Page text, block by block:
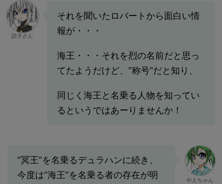
読子さん
それを聞いたロバートから面白い情
報が・・・
海王・・・それを烈の名前だと思っ
てたようだけど、”称号”だと知り、
同じく海王と名乗る人物を知ってい
るというではあーりませんか！
”冥王”を名乗るデュラハンに続き、
今度は”海王”を名乗る者の存在が明
やえちゃん